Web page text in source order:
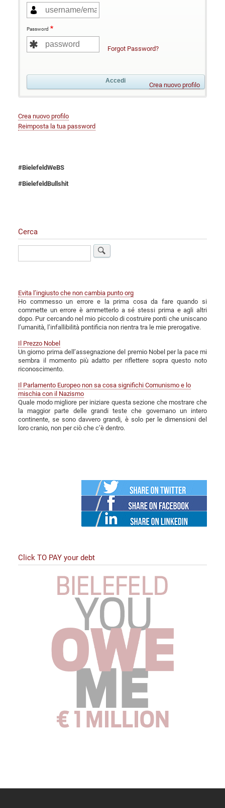
Password
Forgot Password?
Crea nuovo profilo
Crea nuovo profilo
Reimposta la tua password
#BielefeldWeBS
#BielefeldBullshit
Cerca
Cerca
Evita l’ingiusto che non cambia punto org
Ho commesso un errore e la prima cosa da fare quando si
commette un errore è ammetterlo a sé stessi prima e agli altri
dopo. Pur cercando nel mio piccolo di costruire ponti che uniscano
l’umanità, l’infallibilità pontificia non rientra tra le mie prerogative.
Il Prezzo Nobel
Un giorno prima dell’assegnazione del premio Nobel per la pace mi
sembra il momento più adatto per riflettere sopra questo noto
riconoscimento.
Il Parlamento Europeo non sa cosa significhi Comunismo e lo
mischia con il Nazismo
Quale modo migliore per iniziare questa sezione che mostrare che
la maggior parte delle grandi teste che governano un intero
continente, se sono davvero grandi, è solo per le dimensioni del
loro cranio, non per ciò che c’è dentro.
Twitter
Facebook
Linked
in
Click TO PAY your debt